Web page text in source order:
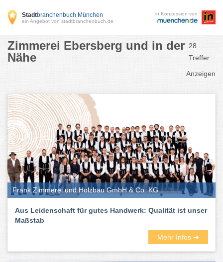
Stadtbranchenbuch München
ein Angebot von stadtbranchenbuch.de
in Konzession von
Zimmerei Ebersberg und in der
Nähe
28
Treffer
Anzeigen
Frank Zimmerei und Holzbau GmbH & Co. KG
Aus Leidenschaft für gutes Handwerk: Qualität ist unser
Maßstab
Mehr Infos ➜